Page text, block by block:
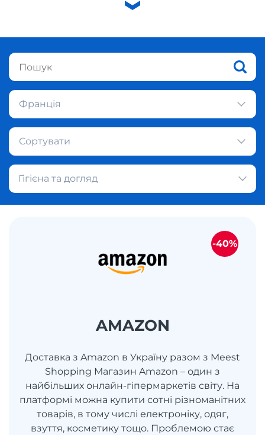
Франція
Сортувати
Гігієна та догляд
AMAZON
Доставка з Amazon в Україну разом з Meest
Shopping Магазин Amazon – один з
найбільших онлайн-гіпермаркетів світу. На
платформі можна купити сотні різноманітних
товарів, в тому числі електроніку, одяг,
взуття, косметику тощо. Проблемою стає
-40%